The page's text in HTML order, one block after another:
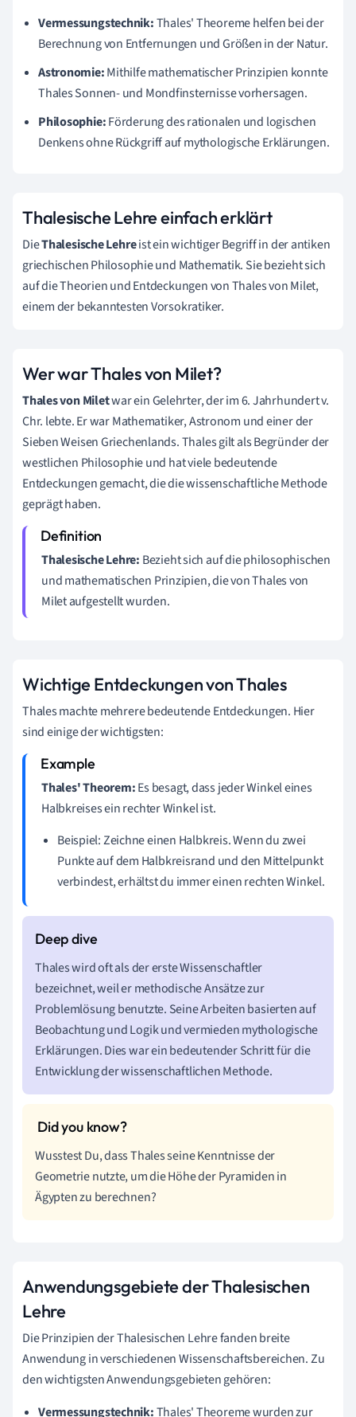
Vermessungstechnik:Thales' Theoreme helfen bei der
Berechnung von Entfernungen und Größen in der Natur.
Astronomie:Mithilfe mathematischer Prinzipien konnte
Thales Sonnen- und Mondfinsternisse vorhersagen.
Philosophie:Förderung des rationalen und logischen
Denkens ohne Rückgriff auf mythologische Erklärungen.
Thalesische Lehre einfach erklärt
DieThalesische Lehreist ein wichtiger Begriff in der antiken
griechischen Philosophie und Mathematik. Sie bezieht sich
auf die Theorien und Entdeckungen von Thales von Milet,
einem der bekanntesten Vorsokratiker.
Wer war Thales von Milet?
Thales von Miletwar ein Gelehrter, der im 6. Jahrhundert v.
Chr. lebte. Er war Mathematiker, Astronom und einer der
Sieben Weisen Griechenlands. Thales gilt als Begründer der
westlichen Philosophie und hat viele bedeutende
Entdeckungen gemacht, die die wissenschaftliche Methode
geprägt haben.
Thalesische Lehre: Bezieht sich auf die philosophischen
und mathematischen Prinzipien, die von Thales von
Milet aufgestellt wurden.
Wichtige Entdeckungen von Thales
Thales machte mehrere bedeutende Entdeckungen. Hier
sind einige der wichtigsten:
Thales' Theorem:Es besagt, dass jeder Winkel eines
Halbkreises ein rechter Winkel ist.
Beispiel: Zeichne einen Halbkreis. Wenn du zwei
Punkte auf dem Halbkreisrand und den Mittelpunkt
verbindest, erhältst du immer einen rechten Winkel.
Thales wird oft als der erste Wissenschaftler
bezeichnet, weil er methodische Ansätze zur
Problemlösung benutzte. Seine Arbeiten basierten auf
Beobachtung und Logik und vermieden mythologische
Erklärungen. Dies war ein bedeutender Schritt für die
Entwicklung der wissenschaftlichen Methode.
Wusstest Du, dass Thales seine Kenntnisse der
Geometrie nutzte, um die Höhe der Pyramiden in
Ägypten zu berechnen?
Anwendungsgebiete der Thalesischen
Lehre
Die Prinzipien der Thalesischen Lehre fanden breite
Anwendung in verschiedenen Wissenschaftsbereichen. Zu
den wichtigsten Anwendungsgebieten gehören:
Vermessungstechnik:Thales' Theoreme wurden zur